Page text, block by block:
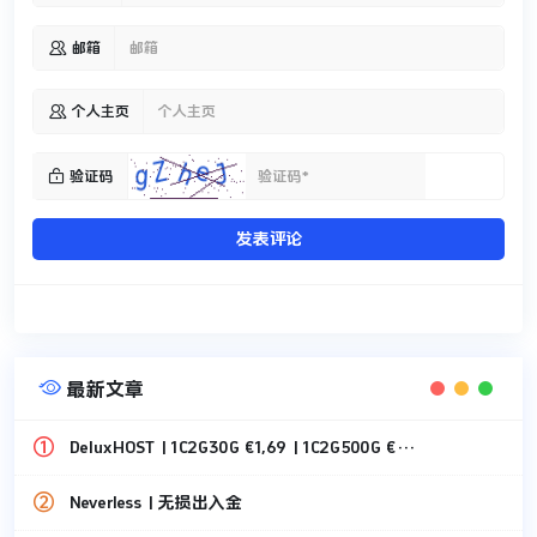
 邮箱
 个人主页
 验证码
发表评论
 最新文章
DeluxHOST | 1C2G30G €1,69 | 1C2G500G €1,49
Neverless | 无损出入金